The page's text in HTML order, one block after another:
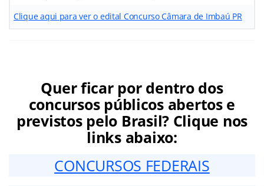
Clique aqui para ver o edital Concurso Câmara de Imbaú PR
Quer ficar por dentro dos
concursos públicos abertos e
previstos pelo Brasil? Clique nos
links abaixo:
CONCURSOS FEDERAIS